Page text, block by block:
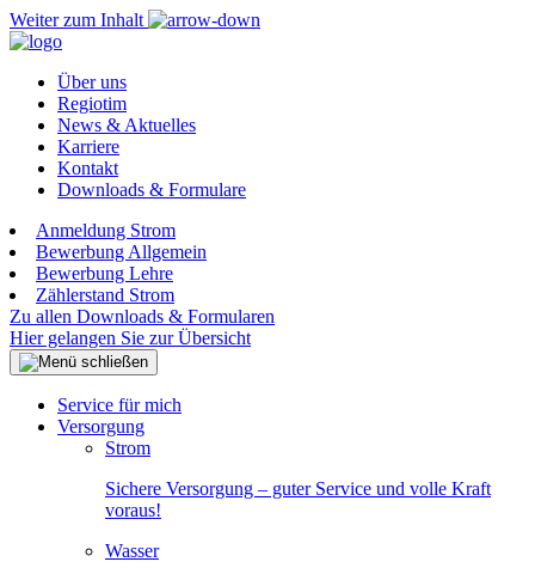
Weiter zum Inhalt
Über uns
Regiotim
News & Aktuelles
Karriere
Kontakt
Downloads & Formulare
Anmeldung Strom
Bewerbung Allgemein
Bewerbung Lehre
Zählerstand Strom
Zu allen Downloads & Formularen
Hier gelangen Sie zur Übersicht
Service für mich
Versorgung
Strom
Sichere Versorgung – guter Service und volle Kraft
voraus!
Wasser